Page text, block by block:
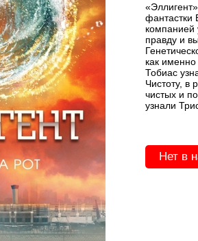
фантастки
компанией
правду и
как
Тобиас
Чистоту, в
чистых и
узнали
Нет в